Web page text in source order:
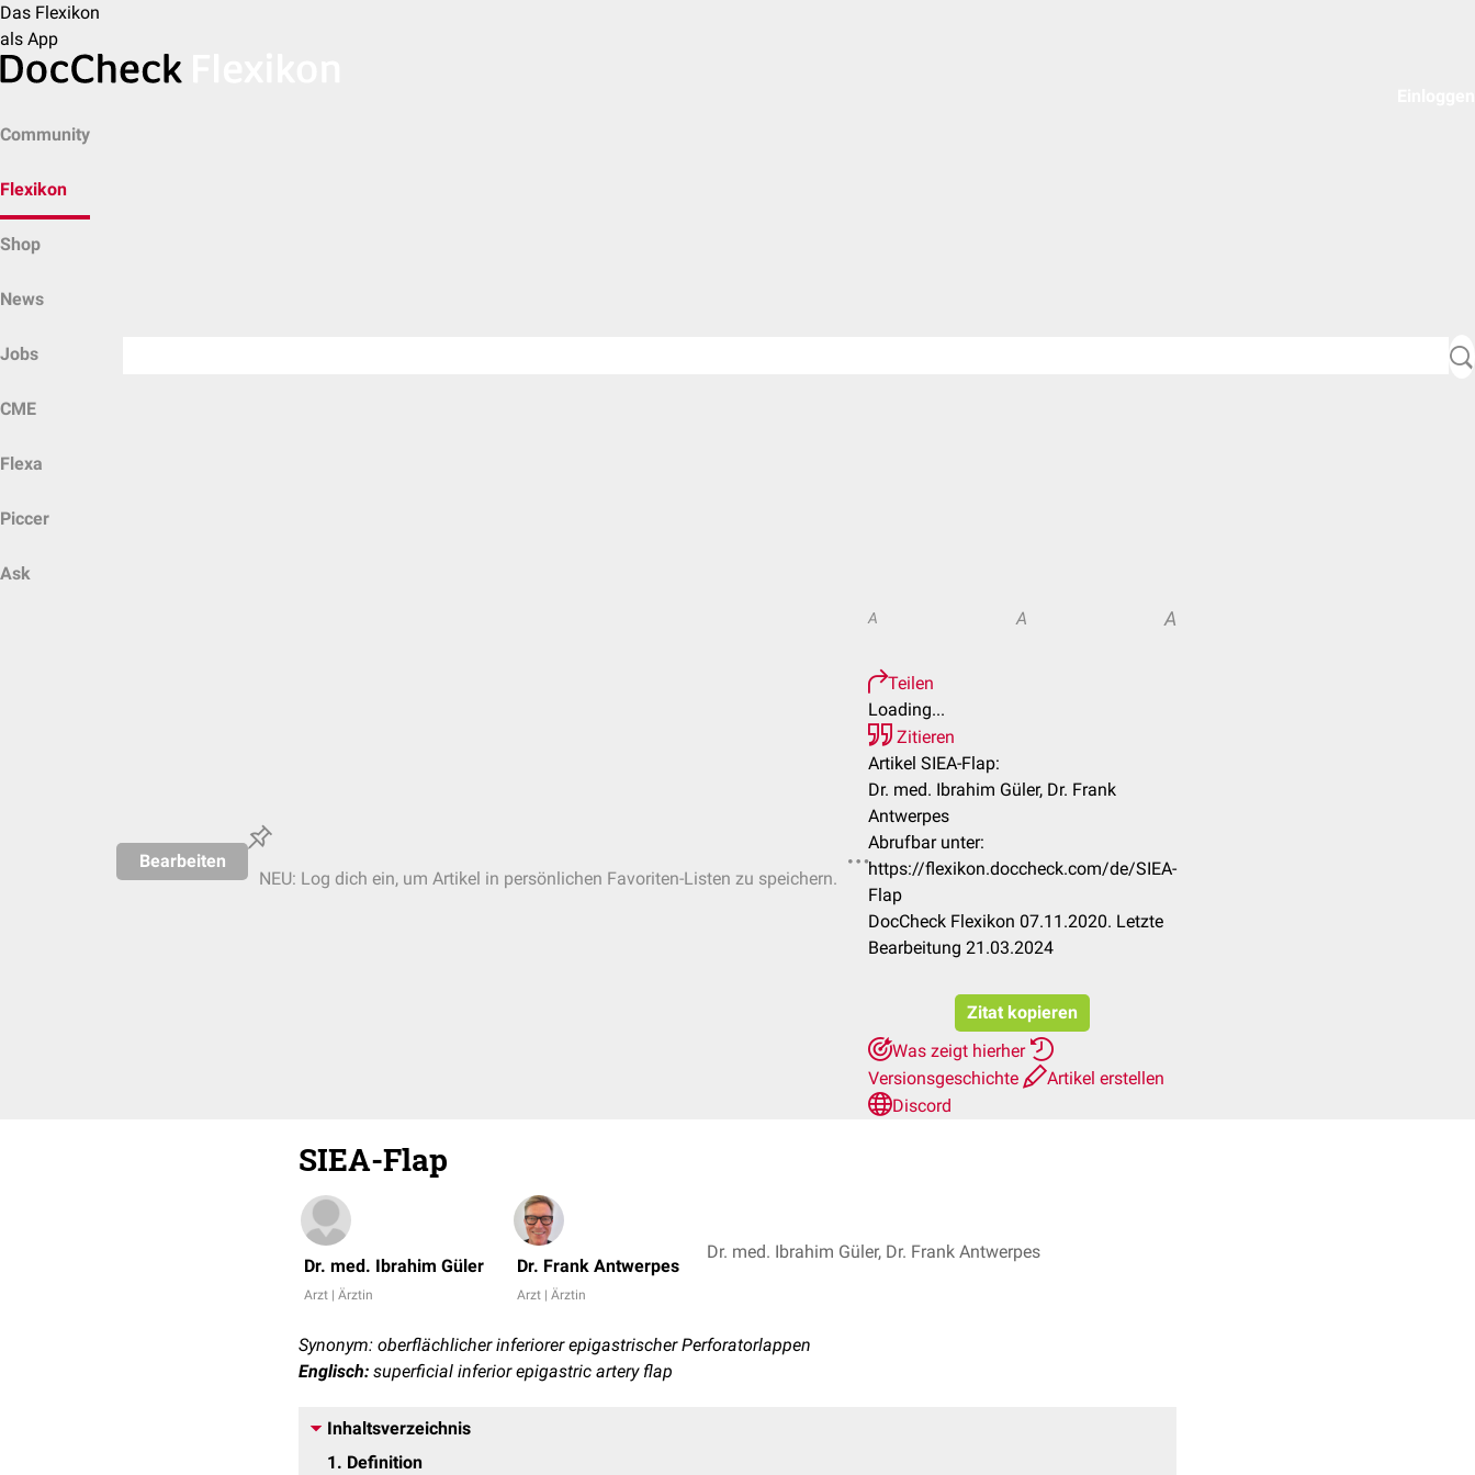
Das Flexikon
als App
Community
Flexikon
Shop
News
Jobs
CME
Flexa
Piccer
Ask
Bearbeiten
NEU: Log dich ein, um Artikel in persönlichen Favoriten-Listen zu speichern.
A A A
Teilen
Loading...
Zitieren
Artikel SIEA-Flap:
Dr. med. Ibrahim Güler, Dr. Frank
Antwerpes
Abrufbar unter:
https://flexikon.doccheck.com/de/SIEA-
Flap
DocCheck Flexikon 07.11.2020. Letzte
Bearbeitung 21.03.2024
Zitat kopieren
Was zeigt hierher
Versionsgeschichte
Artikel erstellen
Discord
SIEA-Flap
Dr. med. Ibrahim Güler
Arzt | Ärztin
Dr. Frank Antwerpes
Arzt | Ärztin
Dr. med. Ibrahim Güler, Dr. Frank Antwerpes
Synonym: oberflächlicher inferiorer epigastrischer Perforatorlappen
Englisch: superficial inferior epigastric artery flap
Inhaltsverzeichnis
1
Definition